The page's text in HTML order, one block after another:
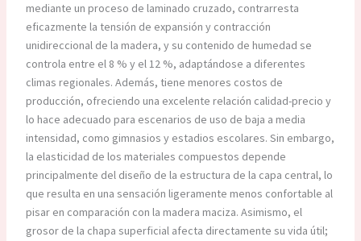
mediante un proceso de laminado cruzado, contrarresta
eficazmente la tensión de expansión y contracción
unidireccional de la madera, y su contenido de humedad se
controla entre el 8 % y el 12 %, adaptándose a diferentes
climas regionales. Además, tiene menores costos de
producción, ofreciendo una excelente relación calidad-precio y
lo hace adecuado para escenarios de uso de baja a media
intensidad, como gimnasios y estadios escolares. Sin embargo,
la elasticidad de los materiales compuestos depende
principalmente del diseño de la estructura de la capa central, lo
que resulta en una sensación ligeramente menos confortable al
pisar en comparación con la madera maciza. Asimismo, el
grosor de la chapa superficial afecta directamente su vida útil;